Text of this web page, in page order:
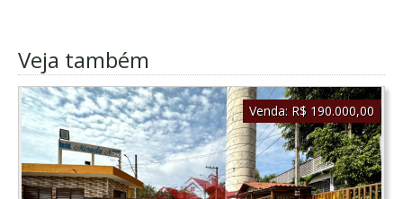
Veja também
Venda: R$ 190.000,00